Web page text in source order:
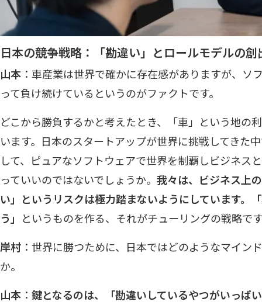
日本の競争戦略：「勘違い」とロールモデルの創
山本 ：車産業は世界で確かに存在感がありますが、ソ
って負け続けているというのがファクトです。
どこから勝負するかと考えたとき、「車」という地の
います。日本のスタートアップが世界に挑戦してきた
して、ピュアなソフトウェアで世界を制覇しビジネス
っていいのではないでしょうか。 我々は、ビジネス上
い」というリスクは極力踏まないようにしています。
う」 というものを作る、それがチューリングの戦略で
岸村 ：世界に勝つために、日本ではどのようなマイン
か。
山本 ： 鍵となるのは、「勘違いしているやつがいっぱ